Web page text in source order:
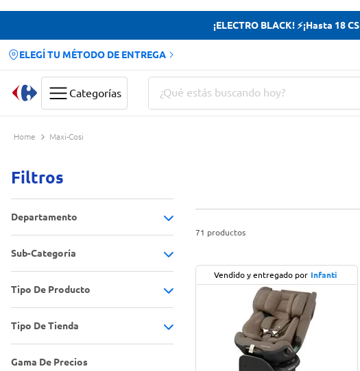
¡ELECTRO BLACK! ⚡¡Hasta 18
ELEGÍ TU MÉTODO DE ENTREGA
Categorías
¿Qué estás buscando hoy?
Maxi-Cosi
Filtros
Departamento
Electro y tecnología
)
Juguetería y Librería(1)
Sub-Categoría
Cámaras de seguridad
Iluminación
Juegos didácticos(1)
Tipo De Producto
Adaptador para cochecito
Almohadón
Tipo De Tienda
Tiendas Oficiales
Gama De Precios
71 productos
Vendido y entregado por Infanti
Términos más buscados
Cerveza